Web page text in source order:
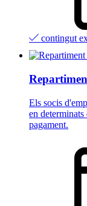
contingut
Els socis
en determinats
pagament.